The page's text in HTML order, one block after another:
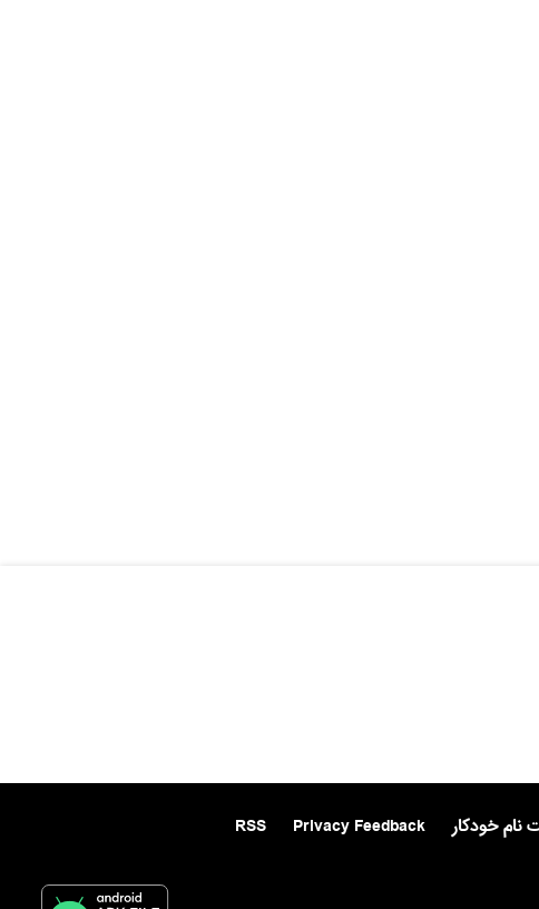
نام خودکار Privacy Feedback
RSS